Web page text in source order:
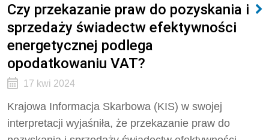
Czy przekazanie praw do pozyskania i
sprzedaży świadectw efektywności
energetycznej podlega
opodatkowaniu VAT?
17 kwi 2024
Krajowa Informacja Skarbowa (KIS) w swojej
interpretacji wyjaśniła, że przekazanie praw do